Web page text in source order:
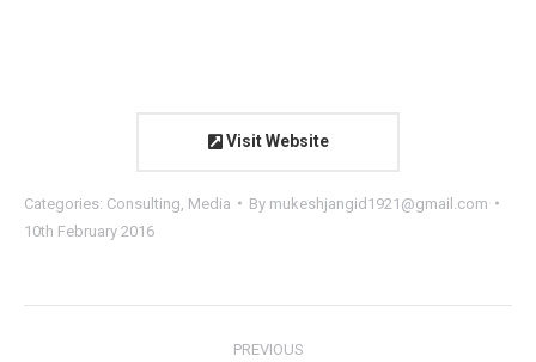
Visit Website
Categories: Consulting Media By mukeshjangid1921@gmail.com
10th February 2016
PREVIOUS